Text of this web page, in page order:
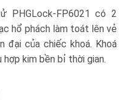
PHGLock-FP6021 có 2
hổ phách làm toát lên vẻ
đại của chiếc khoá. Khoá
hợp kim bền bỉ thời gian.